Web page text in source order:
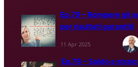
Ep.79 – Rompere gli
per risultati garantiti
11 Apr 2025
Ep.78 – Saldo e